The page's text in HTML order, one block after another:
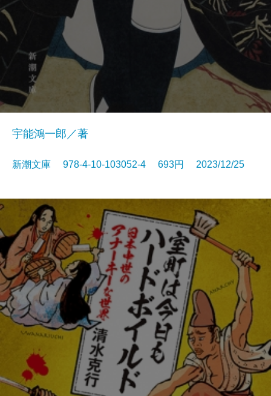
宇能鴻一郎／著
新潮文庫 978-4-10-103052-4 693円 2023/12/25